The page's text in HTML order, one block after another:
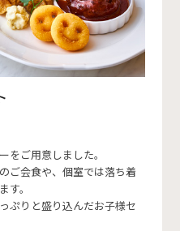
をご用意しました。
ご会食や、個室では落ち着
。
ぷりと盛り込んだお子様セ